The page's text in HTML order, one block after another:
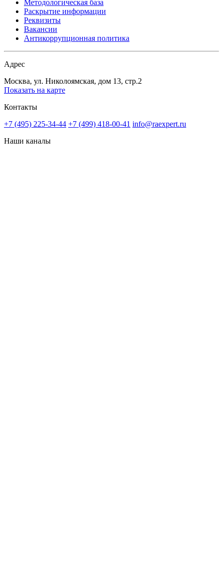
Методологическая база
Раскрытие информации
Реквизиты
Вакансии
Антикоррупционная политика
Адрес
Москва, ул. Николоямская, дом 13, стр.2
Показать на карте
Контакты
+7 (495) 225-34-44 +7 (499) 418-00-41 info@raexpert.ru
Наши каналы